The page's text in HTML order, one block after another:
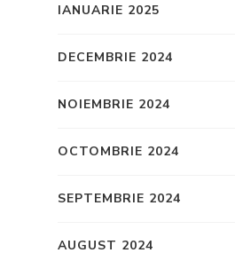
IANUARIE 2025
DECEMBRIE 2024
NOIEMBRIE 2024
OCTOMBRIE 2024
SEPTEMBRIE 2024
AUGUST 2024